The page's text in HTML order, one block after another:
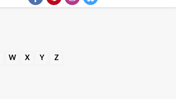
W X Y Z